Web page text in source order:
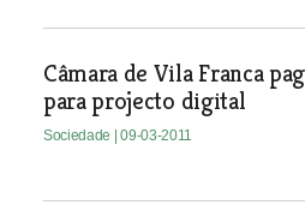
Câmara de Vila Franca
para projecto digital
Sociedade | 09-03-2011